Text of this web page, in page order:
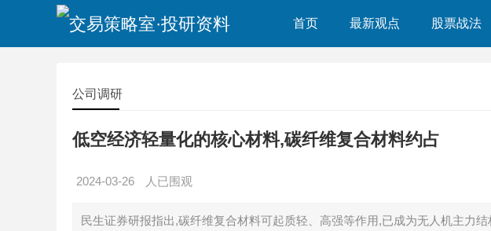
首页 最新观点 股票战法
公司调研
低空经济轻量化的核心材料,碳纤维复合材料约占
2024-03-26 人已围观
民生证券研报指出,碳纤维复合材料可起质轻、高强等作用,已成为无人机主力